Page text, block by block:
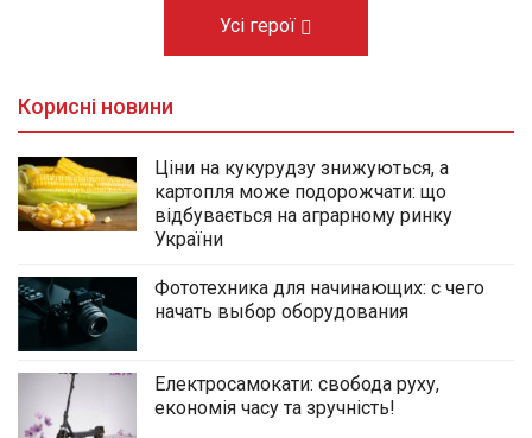
Усі герої
Корисні новини
Ціни на кукурудзу знижуються, а
картопля може подорожчати: що
відбувається на аграрному ринку
України
Фототехника для начинающих: с чего
начать выбор оборудования
Електросамокати: свобода руху,
економія часу та зручність!